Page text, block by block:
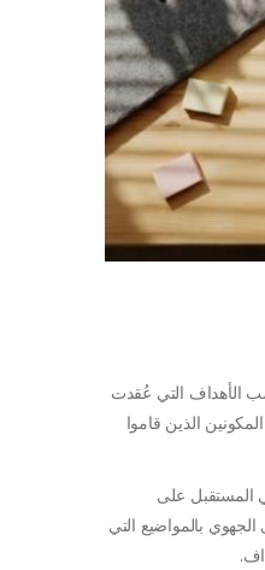
حسب الأهداف التي عُقدت
المكونين الذين قاموا
المستقبل على
بالمواضيع التي
.